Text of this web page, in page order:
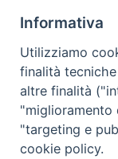
DIOCESI
Contatti:
E-
Orari: dal
Informativa
Utilizziamo
finalità
altre finalità
"miglioramento
"targeting e
cookie policy.